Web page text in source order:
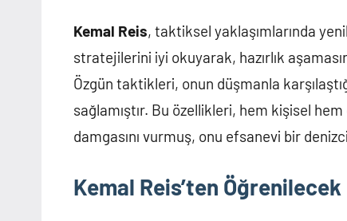
Kemal Reis, taktiksel yaklaşımlarında
stratejilerini iyi okuyarak, hazırlık
Özgün taktikleri, onun düşmanla
sağlamıştır. Bu özellikleri, hem kişisel
damgasını vurmuş, onu efsanevi bir
Kemal Reis’ten